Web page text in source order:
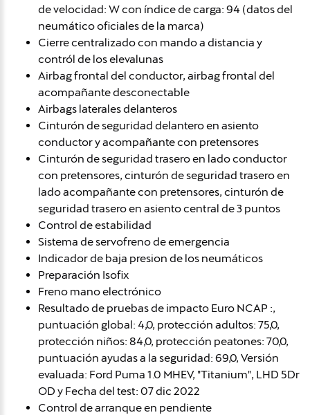
de velocidad: W con índice de carga: 94 (datos del
neumático oficiales de la marca)
Cierre centralizado con mando a distancia y
contról de los elevalunas
Airbag frontal del conductor, airbag frontal del
acompañante desconectable
Airbags laterales delanteros
Cinturón de seguridad delantero en asiento
conductor y acompañante con pretensores
Cinturón de seguridad trasero en lado conductor
con pretensores, cinturón de seguridad trasero en
lado acompañante con pretensores, cinturón de
seguridad trasero en asiento central de 3 puntos
Control de estabilidad
Sistema de servofreno de emergencia
Indicador de baja presion de los neumáticos
Preparación Isofix
Freno mano electrónico
Resultado de pruebas de impacto Euro NCAP :,
puntuación global: 4,0, protección adultos: 75,0,
protección niños: 84,0, protección peatones: 70,0,
puntuación ayudas a la seguridad: 69,0, Versión
evaluada: Ford Puma 1.0 MHEV, "Titanium", LHD 5Dr
OD y Fecha del test: 07 dic 2022
Control de arranque en pendiente